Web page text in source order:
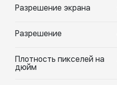
Разрешение экрана
Разрешение
Плотность пикселей на
дюйм